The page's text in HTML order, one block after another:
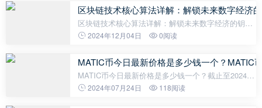
区块链技术核心算法详解：解锁未来数字经济
区块链技术核心算法详解：解锁未来数字经济的钥匙
引言 区块链技术作为一种革命性的数字技术，近年来
的核心算法则是推动这一技
2024年12月04日 0阅读
MATIC币今日最新价格是多少钱一个？MATIC
MATIC币今日最新价格是多少钱一个？截止至2024年
03月21日，MATIC币今日最新价格是1.00450美元，
2024年07月24日 118阅读